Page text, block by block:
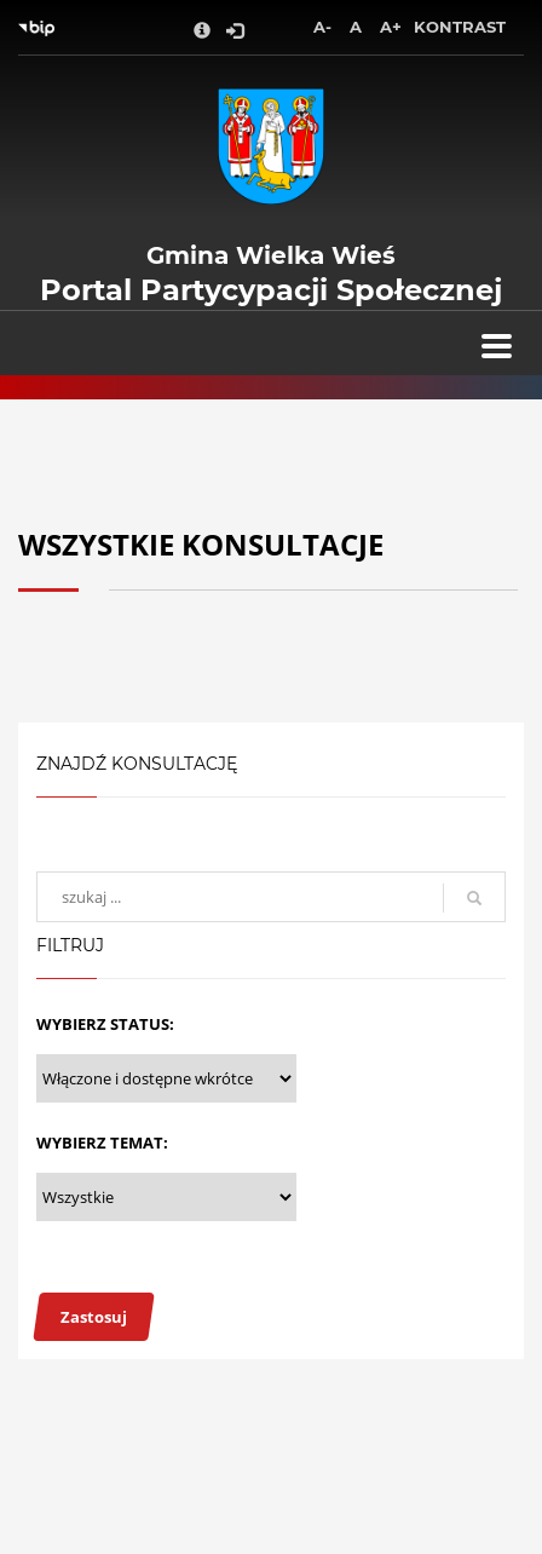
Przejdź do treści głównej
Przejdź do menu górnego
Przejdź do mapy serwisu
A- A A+ KONTRAST
Gmina Wielka Wieś
Portal Partycypacji Społecznej
WSZYSTKIE KONSULTACJE
ZNAJDŹ KONSULTACJĘ
FILTRUJ
WYBIERZ STATUS:
WYBIERZ TEMAT:
Zastosuj